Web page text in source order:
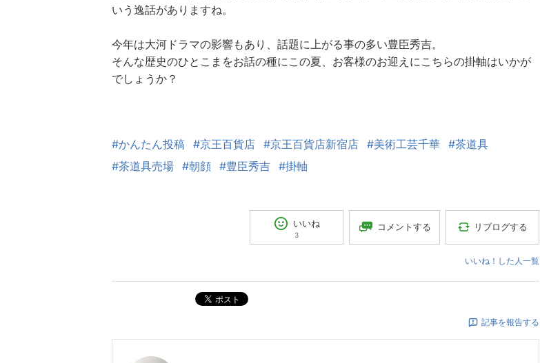
いう逸話がありますね。
今年は大河ドラマの影響もあり、話題に上がる事の多い豊臣秀吉。
そんな歴史のひとこまをお話の種にこの夏、お客様のお迎えにこちらの掛軸はいかが
でしょうか？
#かんたん投稿 #京王百貨店 #京王百貨店新宿店 #美術工芸千華 #茶道具
#茶道具売場 #朝顔 #豊臣秀吉 #掛軸
いいね
3
コメントする リブログする
いいね！した人一覧
ポスト
記事を報告する